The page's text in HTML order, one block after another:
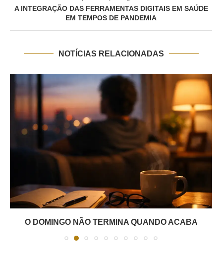
A INTEGRAÇÃO DAS FERRAMENTAS DIGITAIS EM SAÚDE
EM TEMPOS DE PANDEMIA
NOTÍCIAS RELACIONADAS
O DOMINGO NÃO TERMINA QUANDO ACABA